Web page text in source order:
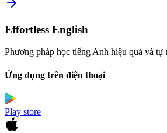
Effortless English
Phương pháp học tiếng Anh hiệu quả và tự
Ứng dụng trên điện thoại
Play store